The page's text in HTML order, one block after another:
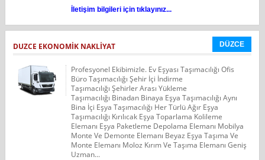
İletişim bilgileri için tıklayınız...
DUZCE EKONOMIK NAKLIYAT DÜZCE
Profesyonel Ekibimizle. Ev Eşyası Taşımacılığı Ofis
Büro Taşımacılığı Şehir İçi İndirme
Taşımacılığı Şehirler Arası Yükleme
Taşımacılığı Binadan Binaya Eşya Taşımacılığı Aynı
Bina İçi Eşya Taşımacılığı Her Türlü Ağır Eşya
Taşımacılığı Kırılıcak Eşya Toparlama Kolileme
Elemanı Eşya Paketleme Depolama Elemanı Mobilya
Monte Ve Demonte Elemanı Beyaz Eşya Taşıma Ve
Monte Elemanı Moloz Kırım Ve Taşıma Elemanı Geniş
Uzman...